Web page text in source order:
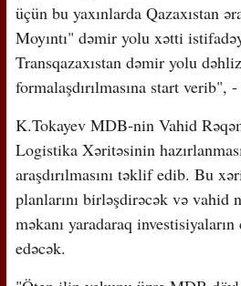
üçün bu yaxınlarda Qazaxıstan
Moyıntı" dəmir yolu xətti
Transqazaxıstan dəmir yolu
formalaşdırılmasına start verib",
K.Tokayev MDB-nin Vahid
Logistika Xəritəsinin
araşdırılmasını təklif edib. Bu
planlarını birləşdirəcək və vahid
məkanı yaradaraq
edəcək.